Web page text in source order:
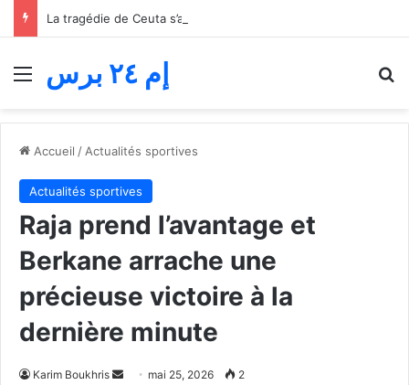
Menu إم ٢٤ برس
Accueil / Actualités sportives
Actualités sportives
Raja prend l’avantage et
Berkane arrache une
précieuse victoire à la
dernière minute
Karim Boukhris
Envoyermai 25, 2026 2